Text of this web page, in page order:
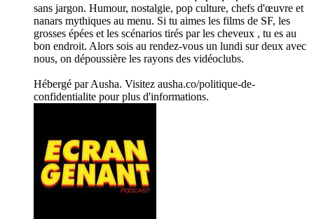
sans jargon. Humour, nostalgie, pop culture, chefs d'œuvre et
nanars mythiques au menu. Si tu aimes les films de SF, les
grosses épées et les scénarios tirés par les cheveux , tu es au
bon endroit. Alors sois au rendez-vous un lundi sur deux avec
nous, on dépoussière les rayons des vidéoclubs.
Hébergé par Ausha. Visitez ausha.co/politique-de-
confidentialite pour plus d'informations.